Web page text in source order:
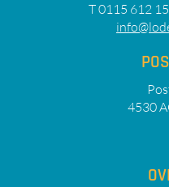
T 0115 612
4530